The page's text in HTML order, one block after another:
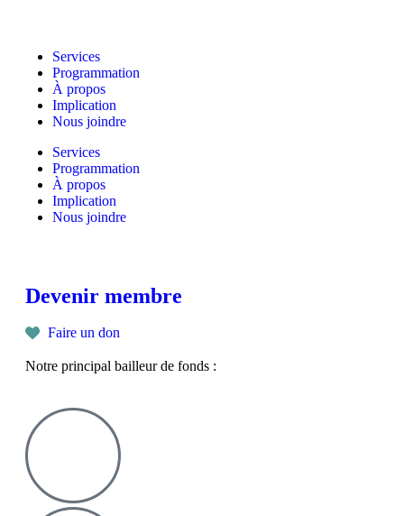
Services
Programmation
À propos
Implication
Nous joindre
Services
Programmation
À propos
Implication
Nous joindre
Devenir membre
Faire un don
Notre principal bailleur de fonds :